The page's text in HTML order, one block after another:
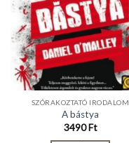
SZÓRAKOZTATÓ IRODALOM
A bástya
3490Ft